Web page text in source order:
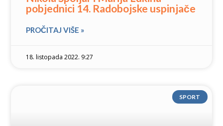
pobjednici 14. Radobojske uspinjače
PROČITAJ VIŠE »
18. listopada 2022. 9:27
SPORT